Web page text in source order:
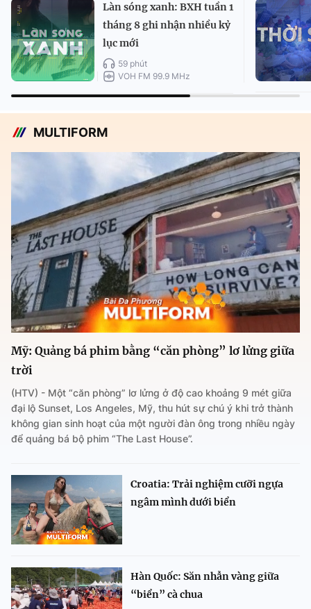
Làn sóng xanh: BXH tuần 1
tháng 8 ghi nhận nhiều kỷ
lục mới
59 phút
VOH FM 99.9 MHz
MULTIFORM
Mỹ: Quảng bá phim bằng “căn phòng” lơ lửng giữa
trời
(HTV) - Một “căn phòng” lơ lửng ở độ cao khoảng 9 mét giữa
đại lộ Sunset, Los Angeles, Mỹ, thu hút sự chú ý khi trở thành
không gian sinh hoạt của một người đàn ông trong nhiều ngày
để quảng bá bộ phim “The Last House”.
Croatia: Trải nghiệm cưỡi ngựa
ngâm mình dưới biển
Hàn Quốc: Săn nhẫn vàng giữa
“biển” cà chua